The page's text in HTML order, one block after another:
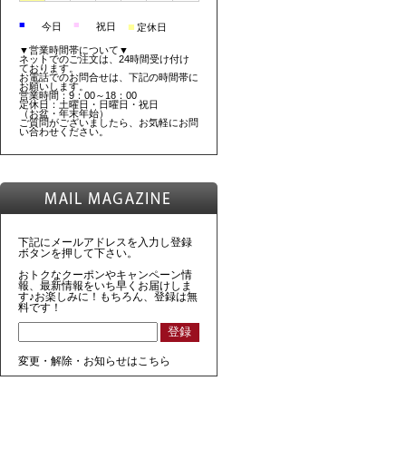
■ 今日 ■ 祝日 ■ 定休日
▼営業時間帯について▼
ネットでのご注文は、24時間受け付け
ております。
お電話でのお問合せは、下記の時間帯に
お願いします。
営業時間：9：00～18：00
定休日：土曜日・日曜日・祝日
（お盆・年末年始）
ご質問がございましたら、お気軽にお問
い合わせください。
下記にメールアドレスを入力し登録
ボタンを押して下さい。
おトクなクーポンやキャンペーン情
報、最新情報をいち早くお届けしま
す♪お楽しみに！もちろん、登録は無
料です！
変更・解除・お知らせはこちら